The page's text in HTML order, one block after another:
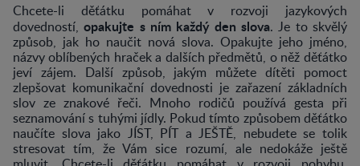
Chcete-li děťátku pomáhat v rozvoji jazykových
dovedností,opakujte s ním každý den slova. Je to skvělý
způsob, jak ho naučit nová slova. Opakujte jeho jméno,
názvy oblíbených hraček a dalších předmětů, o něž děťátko
jeví zájem. Další způsob, jakým můžete dítěti pomoct
zlepšovat komunikační dovednosti je zařazení základních
slov ze znakové řeči. Mnoho rodičů používá gesta při
seznamování s tuhými jídly. Pokud tímto způsobem děťátko
naučíte slova jako JÍST, PÍT a JEŠTĚ, nebudete se tolik
stresovat tím, že Vám sice rozumí, ale nedokáže ještě